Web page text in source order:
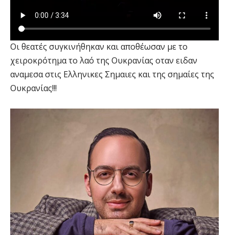
Οι θεατές συγκινήθηκαν και αποθέωσαν με το
χειροκρότημα το λαό της Ουκρανίας οταν ειδαν
αναμεσα στις Ελληνικες Σημαιες και της σημαίες της
Ουκρανίας!!!